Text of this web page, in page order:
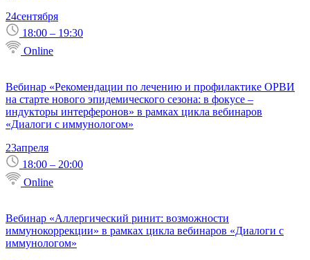
24сентября
18:00 – 19:30
Online
Вебинар «Рекомендации по лечению и профилактике ОРВИ
на старте нового эпидемического сезона: в фокусе –
индукторы интерферонов» в рамках цикла вебинаров
«Диалоги с иммунологом»
23апреля
18:00 – 20:00
Online
Вебинар «Аллергический ринит: возможности
иммунокоррекции» в рамках цикла вебинаров «Диалоги с
иммунологом»